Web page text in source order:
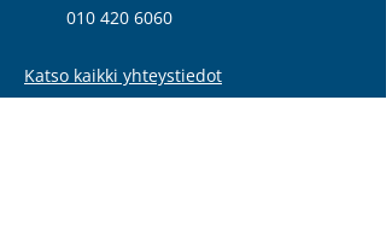
010 420 6060
Katso kaikki yhteystiedot